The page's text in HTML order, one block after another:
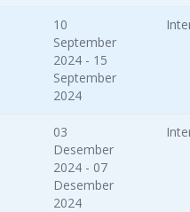
10
September
2024 - 15
September
2024
03
Desember
2024 - 07
Desember
2024